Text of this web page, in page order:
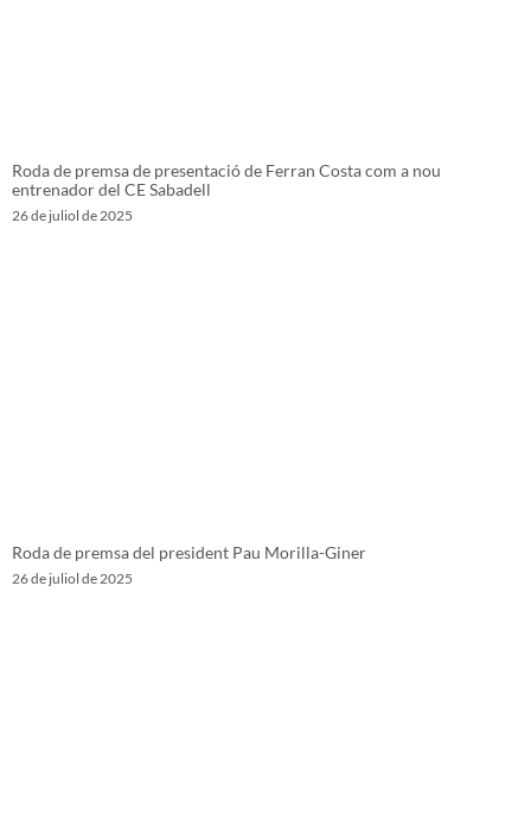
Roda de premsa de presentació de Ferran Costa com a nou
entrenador del CE Sabadell
26 de juliol de 2025
Roda de premsa del president Pau Morilla-Giner
26 de juliol de 2025